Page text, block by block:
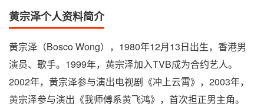
黄宗泽个人资料简介
黄宗泽（Bosco Wong），1980年12月13日出生，香港男
演员、歌手。1999年，黄宗泽加入TVB成为合约艺人。
2002年，黄宗泽参与演出电视剧《冲上云霄》，2003年，
黄宗泽参与演出《我师傅系黄飞鸿》，首次担正男主角。